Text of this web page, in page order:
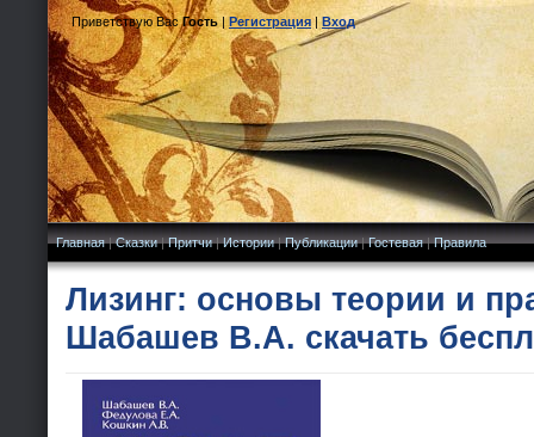
Приветствую Вас Гость|Регистрация|Вход
Главная|Сказки|Притчи|Истории|Публикации|Гостевая|Правила
Лизинг: основы теории и
Шабашев В.А. скачать